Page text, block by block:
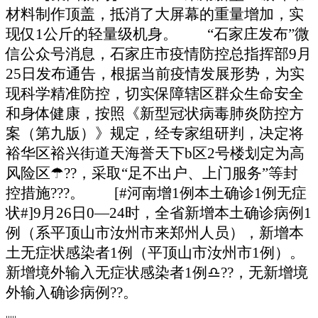
材料制作顶盖，抵消了大屏幕的重量增加，实
现仅1公斤的轻量级机身。 “石家庄发布”微
信公众号消息，石家庄市疫情防控总指挥部9月
25日发布通告，根据当前疫情发展形势，为实
现科学精准防控，切实保障辖区群众生命安全
和身体健康，按照《新型冠状病毒肺炎防控方
案（第九版）》规定，经专家组研判，决定将
裕华区裕兴街道天海誉天下b区2号楼划定为高
风险区☂??，采取“足不出户、上门服务”等封
控措施???。
[#河南增1例本土确诊1例无症
状#]9月26日0—24时，全省新增本土确诊病例1
例（系平顶山市汝州市来郑州人员），新增本
土无症状感染者1例（平顶山市汝州市1例）。
新增境外输入无症状感染者1例♎??，无新增境
外输入确诊病例??。